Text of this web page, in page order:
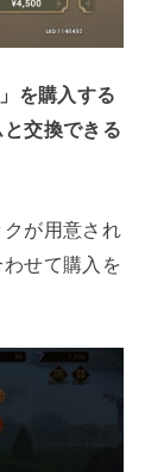
を購入する
交換できる
が用意され
せて購入を